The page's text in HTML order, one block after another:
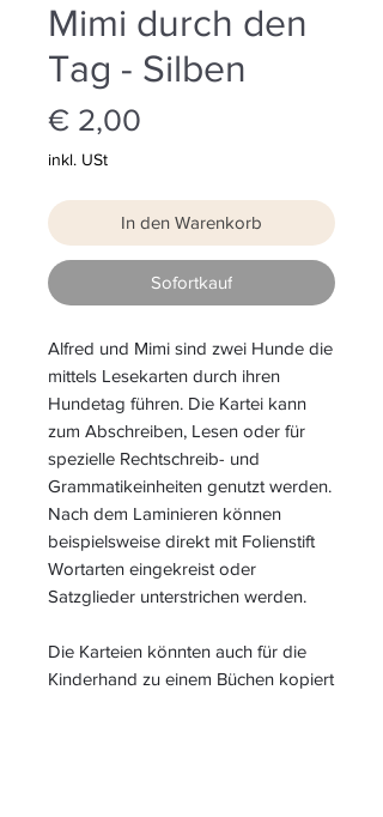
Mimi durch den
Tag - Silben
€ 2,00
inkl. USt
In den Warenkorb
Sofortkauf
Alfred und Mimi sind zwei Hunde die
mittels Lesekarten durch ihren
Hundetag führen. Die Kartei kann
zum Abschreiben, Lesen oder für
spezielle Rechtschreib- und
Grammatikeinheiten genutzt werden.
Nach dem Laminieren können
beispielsweise direkt mit Folienstift
Wortarten eingekreist oder
Satzglieder unterstrichen werden.
Die Karteien könnten auch für die
Kinderhand zu einem Büchen kopiert